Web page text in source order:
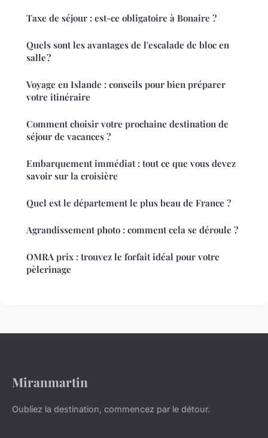
Taxe de séjour : est-ce obligatoire à Bonaire ?
Quels sont les avantages de l'escalade de bloc en
salle ?
Voyage en Islande : conseils pour bien préparer
votre itinéraire
Comment choisir votre prochaine destination de
séjour de vacances ?
Embarquement immédiat : tout ce que vous devez
savoir sur la croisière
Quel est le département le plus beau de France ?
Agrandissement photo : comment cela se déroule ?
OMRA prix : trouvez le forfait idéal pour votre
pèlerinage
Miranmartin
Oubliez la destination, commencez par le détour.